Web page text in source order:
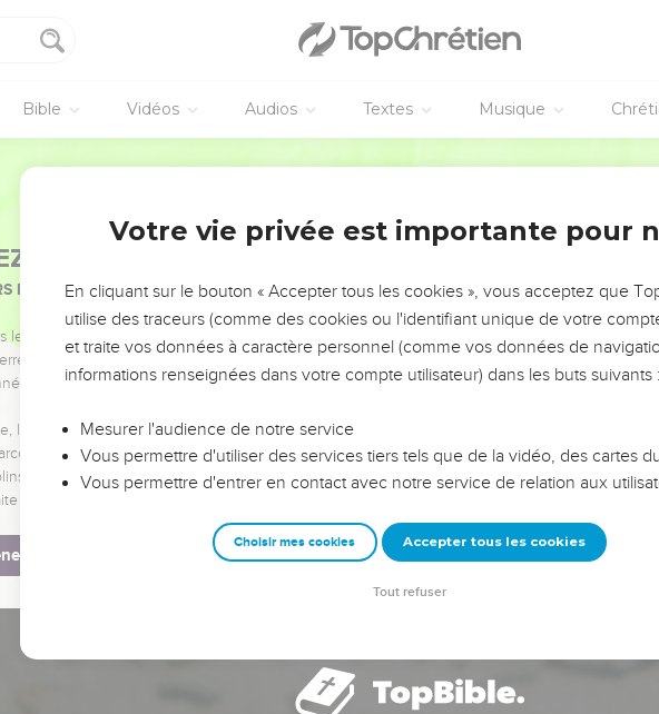
Bible Vidéos Audios Textes Musique
PAS L’ÉVÉNEMENT DE L’ANNÉE !
POUVAIENT VOUS ÉVITER LES VOTRES ?
leaders pour leurs réussites, leur impact, leur foi ou leur vision. Mais on voit
et les saisons difficiles qu'ils ont traversés, alors même que ce sont
leaders, entrepreneurs, et responsables reviennent sur les erreurs
et les clés pour avancer avec plus de sagesse afin que leurs erreurs
Que vous guidiez un ministère, une équipe, un groupe ou une famille,
pour vous.
Votre vie privée est importante pour
En cliquant sur le bouton « Accepter tous les cookies », vous acceptez que
utilise des traceurs (comme des cookies ou l'identifiant unique de votre
et traite vos données à caractère personnel (comme vos données de
informations renseignées dans votre compte utilisateur) dans les buts suivants :
Mesurer l'audience de notre service
Vous permettre d'utiliser des services tiers tels que de la vidéo, des cartes
Vous permettre d'entrer en contact avec notre service de relation aux
Choisir mes cookies Accepter tous les cookies
Tout refuser